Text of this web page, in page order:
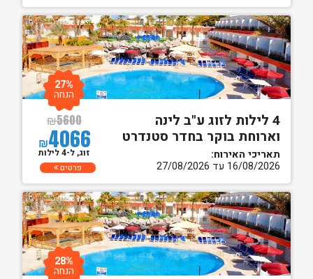
4 לילות לזוג ע"ב לינה
וארוחת בוקר בחדר סטנדרט
תאריכי האירוח:
16/08/2026 עד 27/08/2026
₪5600
₪4066
27%
הנחה
זוג, ל-4 לילות
פרטים
28%
הנחה